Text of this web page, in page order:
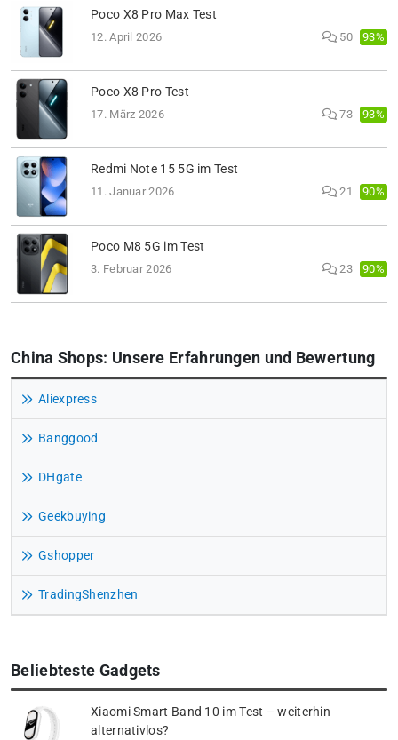
Poco X8 Pro Max Test
12. April 2026 50 93%
Poco X8 Pro Test
17. März 2026 73 93%
Redmi Note 15 5G im Test
11. Januar 2026 21 90%
Poco M8 5G im Test
3. Februar 2026 23 90%
China Shops: Unsere Erfahrungen und Bewertung
Aliexpress
Banggood
DHgate
Geekbuying
Gshopper
TradingShenzhen
Beliebteste Gadgets
Xiaomi Smart Band 10 im Test – weiterhin
alternativlos?